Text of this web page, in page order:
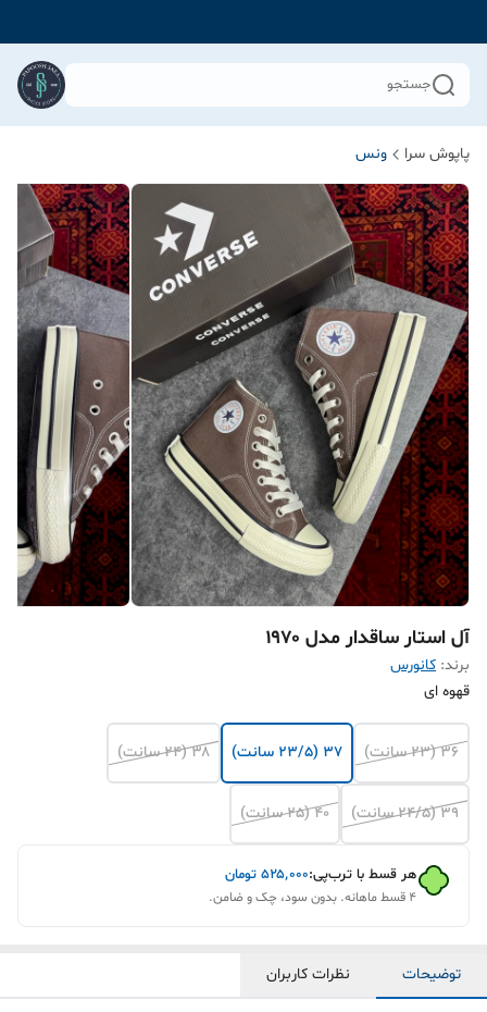
جستجو
پاپوش سرا ونس
آل استار ساقدار مدل ۱۹۷۰
برند: کانورس
قهوه ای
۳۶ (23 سانت) ۳۷ (23/5 سانت) ۳۸ (24 سانت)
۳۹ (24/5 سانت) ۴۰ (25 سانت)
هر قسط با ترب‌پی:۵۲۵٬۰۰۰ تومان
۴ قسط ماهانه. بدون سود، چک و ضامن.
توضیحات نظرات کاربران